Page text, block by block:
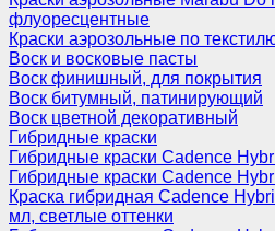
флуоресцентные
Краски аэрозольные по
Воск и восковые пасты
Воск финишный, для покрытия
Воск битумный, патинирующий
Воск цветной декоративный
Гибридные краски
Гибридные краски Cadence
Гибридные краски Cadence
Краска гибридная Cadence
мл, светлые оттенки